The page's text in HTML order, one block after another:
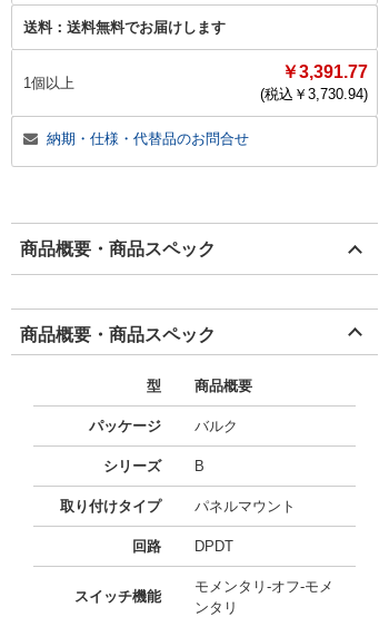
送料： 送料無料でお届けします
1個以上
￥3,391.77
(税込￥ 3,730.94)
納期・仕様・代替品のお問合せ
商品概要・商品スペック
商品概要・商品スペック
型 商品概要
パッケージ バルク
シリーズ B
取り付けタイプ パネルマウント
回路 DPDT
スイッチ機能
モメンタリ-オフ-モメ
ンタリ